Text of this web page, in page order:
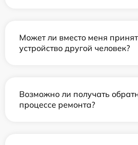
Может ли вместо меня
устройство другой человек?
Возможно ли получать
процессе ремонта?